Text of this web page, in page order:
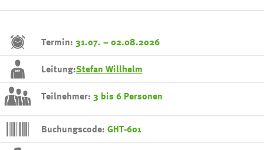
Termin: 31.07. – 02.08.2026
Leitung:Stefan Willhelm
Teilnehmer: 3 bis 6 Personen
Buchungscode: GHT-601